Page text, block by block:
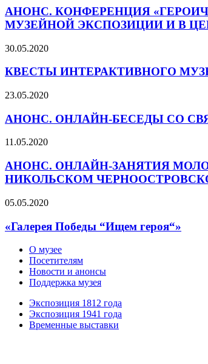
АНОНС. КОНФЕРЕНЦИЯ
МУЗЕЙНОЙ ЭКСПОЗИЦИИ И В
30.05.2020
КВЕСТЫ ИНТЕРАКТИВНОГО
23.05.2020
АНОНС. ОНЛАЙН-БЕСЕДЫ СО
11.05.2020
АНОНС. ОНЛАЙН-ЗАНЯТИЯ
НИКОЛЬСКОМ
05.05.2020
«Галерея Победы “Ищем героя“»
О музее
Посетителям
Новости и анонсы
Поддержка музея
Экспозиция 1812 года
Экспозиция 1941 года
Временные выставки